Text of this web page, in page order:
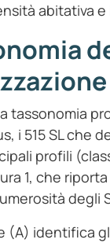
abitativa
tassonomia
i 515 SL che
profili
1, che
degli
(A) identifica